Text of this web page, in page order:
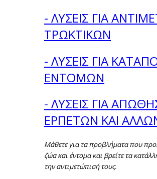
- ΛΥΣΕΙΣ ΓΙΑ
ΤΡΩΚΤΙΚΩΝ
- ΛΥΣΕΙΣ ΓΙΑ
ΕΝΤΟΜΩΝ
- ΛΥΣΕΙΣ ΓΙΑ
ΕΡΠΕΤΩΝ ΚΑΙ
Μάθετε για τα προβλήματα που
ζώα και έντομα και βρείτε τα
την αντιμετώπισή τους.